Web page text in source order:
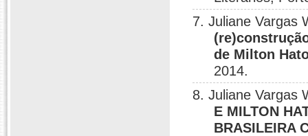
7. Juliane Vargas
de Milton
2014.
8. Juliane Vargas
E MILTON
BRASILEIRA